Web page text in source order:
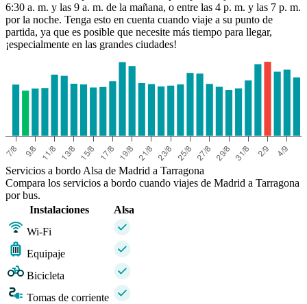
6:30 a. m. y las 9 a. m. de la mañana, o entre las 4 p. m. y las 7 p. m.
por la noche. Tenga esto en cuenta cuando viaje a su punto de
partida, ya que es posible que necesite más tiempo para llegar,
¡especialmente en las grandes ciudades!
Servicios a bordo Alsa de Madrid a Tarragona
Compara los servicios a bordo cuando viajes de Madrid a Tarragona
por bus.
Instalaciones
Alsa
Wi-Fi
Equipaje
Bicicleta
Tomas de corriente